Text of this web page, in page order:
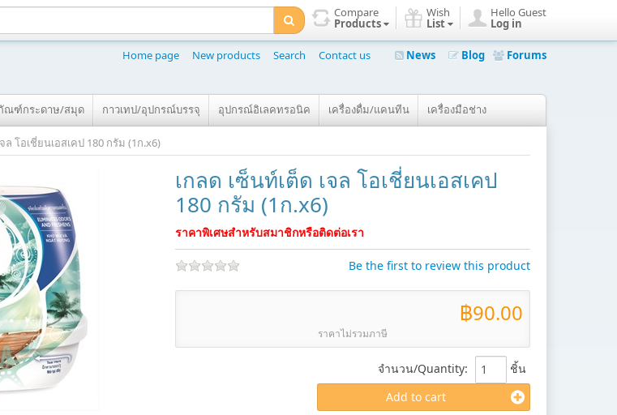
Hello Guest
Log in
Wish
List
Compare
Products
Home page New products Search Contact us News Blog Forums
ณฑ์กระดาษ/สมุด กาวเทป/อุปกรณ์บรรจุ อุปกรณ์อิเลคทรอนิค เครื่องดื่ม/แคนทีน เครื่องมือช่าง
ล โอเชี่ยนเอสเคป 180 กรัม (1ก.x6)
เกลด เซ็นท์เต็ด เจล โอเชี่ยนเอสเคป
180 กรัม (1ก.x6)
ราคาพิเศษสำหรับสมาชิกหรือติดต่อเรา
Be the first to review this product
฿90.00
ราคาไม่รวมภาษี
จำนวน/Quantity:
ชิ้น
Add to cart